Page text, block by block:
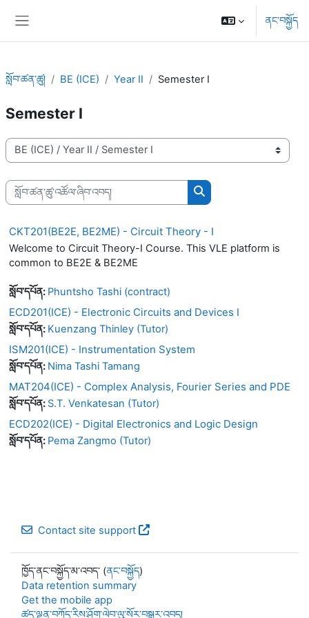
ནང་བསྐྱོད
སློབ་ཚན་ཚུ། BE (ICE) Year II Semester I
Semester I
སློབ་ཚན་དབྱེ་ཚན་ཚུ།
སློབ་ཚན་ཚུ་འཚོལ་ཞིབ་འབད།
སློབ་ཚན་ཚུ་འཚོལ་ཞིབ་འབད།
CKT201(BE2E, BE2ME) - Circuit Theory - I
Welcome to Circuit Theory-I Course. This VLE platform is
common to BE2E & BE2ME
སློབ་དཔོན: Phuntsho Tashi (contract)
ECD201(ICE) - Electronic Circuits and Devices I
སློབ་དཔོན: Kuenzang Thinley (Tutor)
ISM201(ICE) - Instrumentation System
སློབ་དཔོན: Nima Tashi Tamang
MAT204(ICE) - Complex Analysis, Fourier Series and PDE
སློབ་དཔོན: S.T. Venkatesan (Tutor)
ECD202(ICE) - Digital Electronics and Logic Design
སློབ་དཔོན: Pema Zangmo (Tutor)
Contact site support
ཁྱོད་ནང་བསྐྱོད་མ་འབད་ (ནང་བསྐྱོད)
Data retention summary
Get the mobile app
ཚད་ལྡན་བཀོད་རིས་ཤོག་ལེབ་ལུ་སོར་བསྒྱུར་འབད།